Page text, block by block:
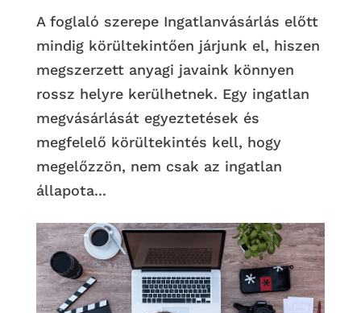
A foglaló szerepe Ingatlanvásárlás előtt
mindig körültekintően járjunk el, hiszen
megszerzett anyagi javaink könnyen
rossz helyre kerülhetnek. Egy ingatlan
megvásárlását egyeztetések és
megfelelő körültekintés kell, hogy
megelőzzön, nem csak az ingatlan
állapota...